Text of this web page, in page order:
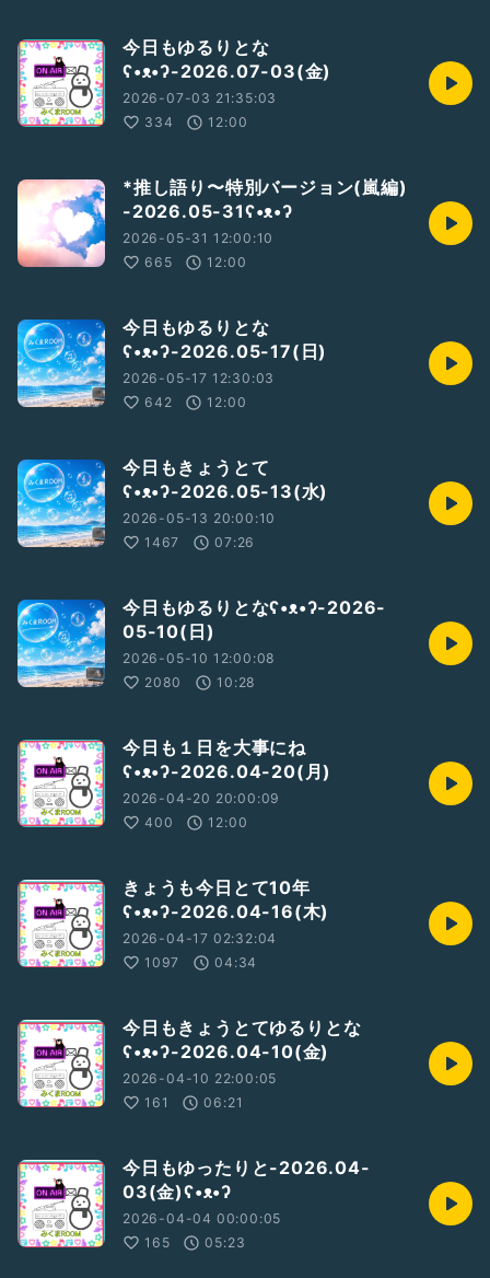
今日もゆるりとな
ʕ•ᴥ•ʔ-2026.07-03(金)
2026-07-03 21:35:03
334
12:00
*推し語り〜特別バージョン(嵐編)
-2026.05-31ʕ•ᴥ•ʔ
2026-05-31 12:00:10
665
12:00
今日もゆるりとな
ʕ•ᴥ•ʔ-2026.05-17(日)
2026-05-17 12:30:03
642
12:00
今日もきょうとて
ʕ•ᴥ•ʔ-2026.05-13(水)
2026-05-13 20:00:10
1467
07:26
今日もゆるりとなʕ•ᴥ•ʔ-2026-
05-10(日)
2026-05-10 12:00:08
2080
10:28
今日も１日を大事にね
ʕ•ᴥ•ʔ-2026.04-20(月)
2026-04-20 20:00:09
400
12:00
きょうも今日とて10年
ʕ•ᴥ•ʔ-2026.04-16(木)
2026-04-17 02:32:04
1097
04:34
今日もきょうとてゆるりとな
ʕ•ᴥ•ʔ-2026.04-10(金)
2026-04-10 22:00:05
161
06:21
今日もゆったりと-2026.04-
03(金)ʕ•ᴥ•ʔ
2026-04-04 00:00:05
165
05:23